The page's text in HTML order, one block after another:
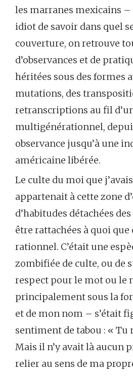
les marranes mexicains
idiot de savoir dans quel
couverture, on retrouve
d’observances et de
héritées sous des formes
mutations, des
retranscriptions au fil
multigénérationnel,
observance jusqu’à une
américaine libérée.
Le culte du moi que
appartenait à cette zone
d’habitudes détachées
être rattachées à quoi que
rationnel. C’était une
zombifiée de culte, ou de
respect pour le mot ou le
principalement sous la
et de mon nom – s’était
sentiment de tabou : « Tu
Mais il n’y avait là aucun
relier au sens de ma